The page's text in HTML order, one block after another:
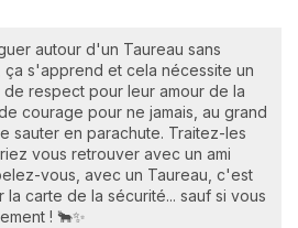
autour d'un Taureau sans
s'apprend et cela nécessite un
respect pour leur amour de la
courage pour ne jamais, au grand
sauter en parachute. Traitez-les
vous retrouver avec un ami
vous, avec un Taureau, c'est
carte de la sécurité... sauf si vous
! 🐂✨